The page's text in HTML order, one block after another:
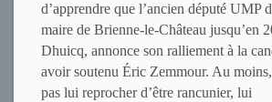
d’apprendre que l’ancien député UMP
maire de Brienne-le-Château jusqu’en
Dhuicq, annonce son ralliement à la
avoir soutenu Éric Zemmour. Au
pas lui reprocher d’être rancunier, lui